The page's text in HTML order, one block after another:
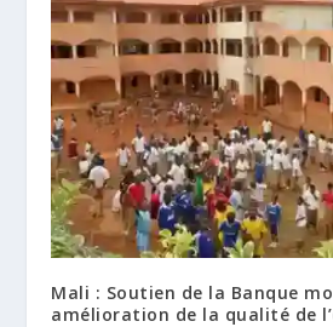
Mali : Soutien de la Banque
amélioration de la qualité de